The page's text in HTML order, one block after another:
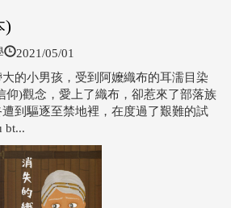
)
2021/05/01
的小男孩，受到阿嬤織布的耳濡目染
仰)觀念，愛上了織布，卻惹來了部落族
到驅逐至禁地裡，在度過了艱難的試
bt...